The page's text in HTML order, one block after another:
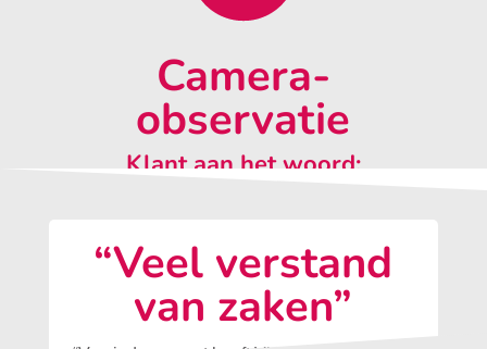
Camera-
observatie
Klant aan het woord:
“Veel verstand
van zaken”